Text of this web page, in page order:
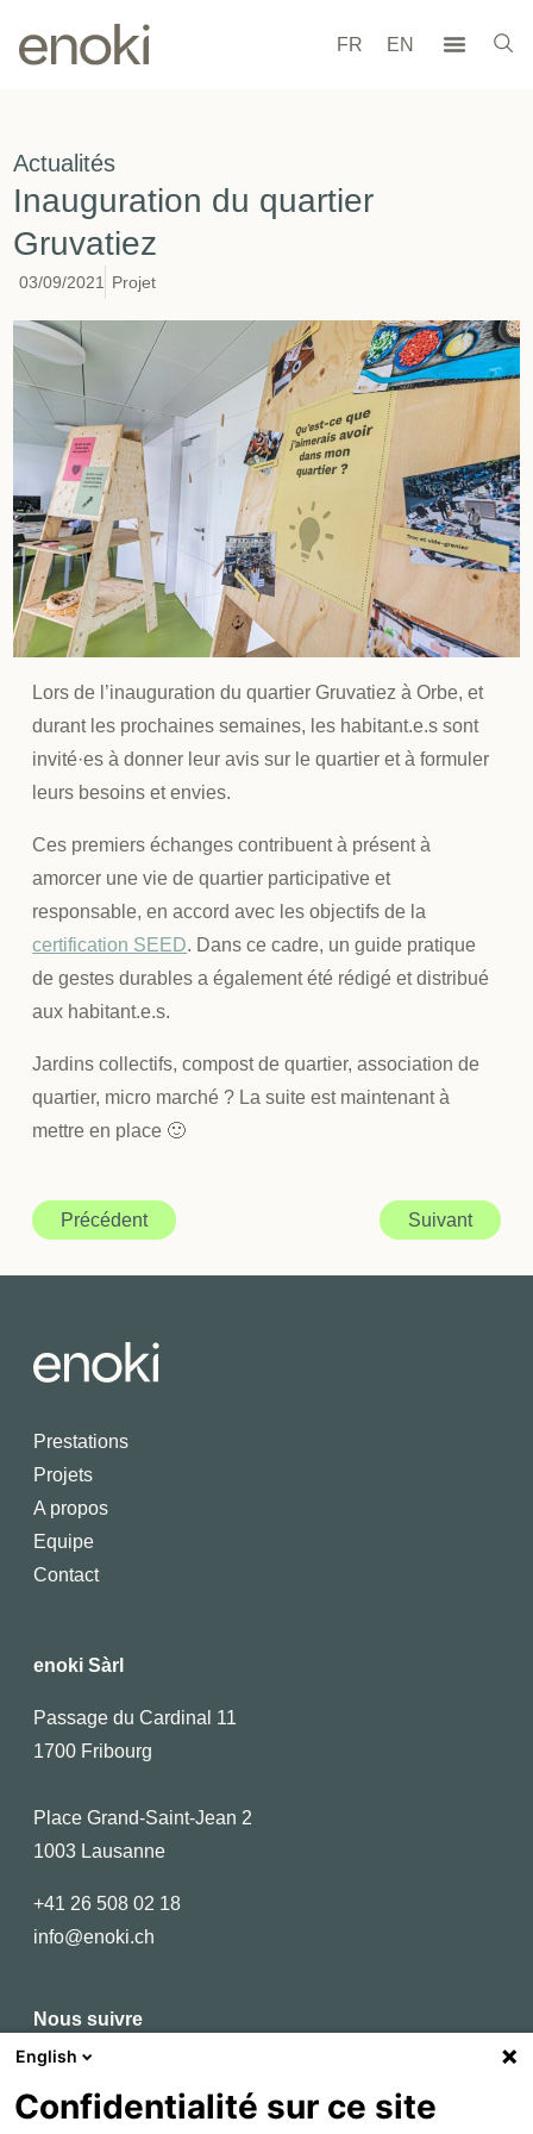
FR EN
Actualités
Inauguration du quartier
Gruvatiez
03/09/2021 Projet
Lors de l’inauguration du quartier Gruvatiez à Orbe, et
durant les prochaines semaines, les habitant.e.s sont
invité·es à donner leur avis sur le quartier et à formuler
leurs besoins et envies.
Ces premiers échanges contribuent à présent à
amorcer une vie de quartier participative et
responsable, en accord avec les objectifs de la
certification SEED. Dans ce cadre, un guide pratique
de gestes durables a également été rédigé et distribué
aux habitant.e.s.
Jardins collectifs, compost de quartier, association de
quartier, micro marché ? La suite est maintenant à
mettre en place 🙂
Précédent Suivant
Prestations
Projets
A propos
Equipe
Contact
enoki Sàrl
Passage du Cardinal 11
1700 Fribourg
Place Grand-Saint-Jean 2
1003 Lausanne
+41 26 508 02 18
info@enoki.ch
Nous suivre
English
Confidentialité sur ce site